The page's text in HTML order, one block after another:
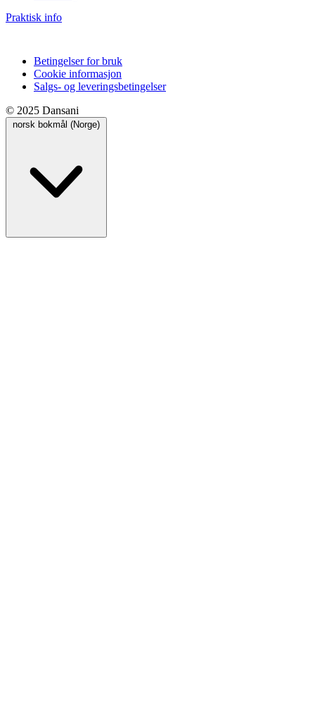
Praktisk info
Betingelser for bruk
Cookie informasjon
Salgs- og leveringsbetingelser
© 2025 Dansani
norsk bokmål (Norge)